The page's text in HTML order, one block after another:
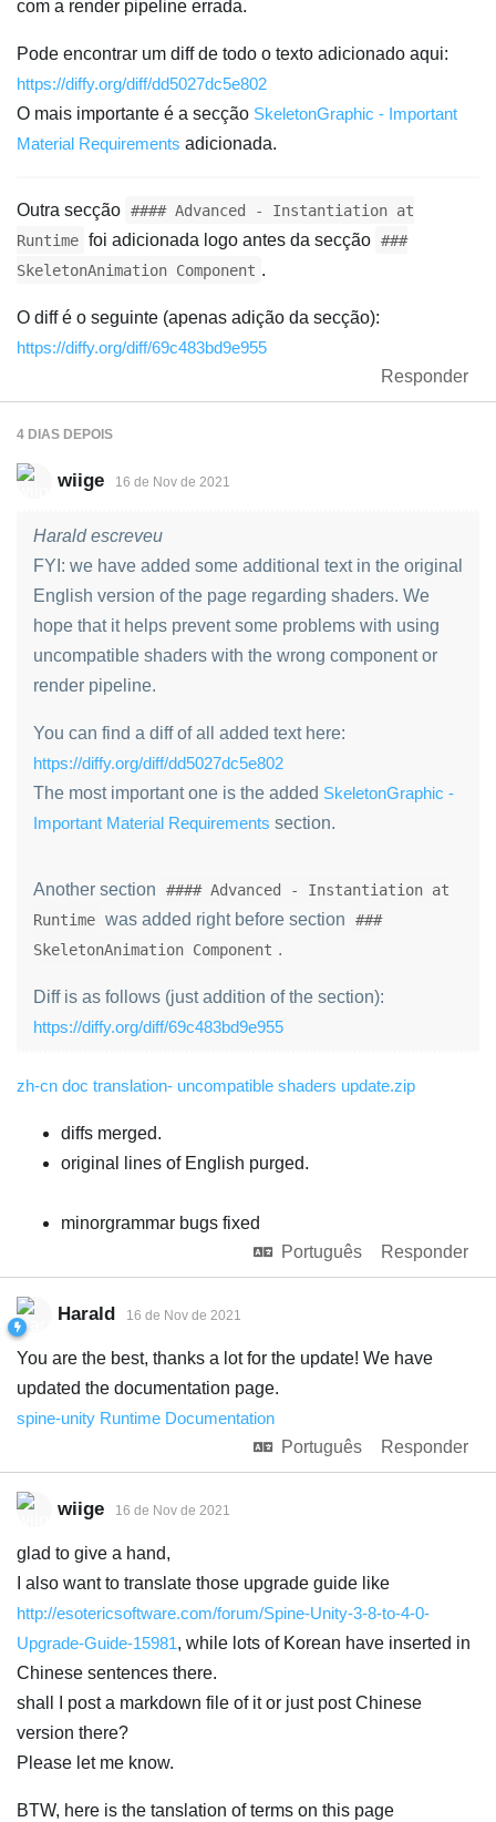
com a render pipeline errada.
Pode encontrar um diff de todo o texto adicionado aqui:
https://diffy.org/diff/dd5027dc5e802
O mais importante é a secção SkeletonGraphic - Important
Material Requirements adicionada.
Outra secção #### Advanced - Instantiation at
Runtime foi adicionada logo antes da secção ###
SkeletonAnimation Component .
O diff é o seguinte (apenas adição da secção):
https://diffy.org/diff/69c483bd9e955
Responder
4 DIAS DEPOIS
wiige 16 de Nov de 2021
Harald escreveu
FYI: we have added some additional text in the original
English version of the page regarding shaders. We
hope that it helps prevent some problems with using
uncompatible shaders with the wrong component or
render pipeline.
You can find a diff of all added text here:
https://diffy.org/diff/dd5027dc5e802
The most important one is the added SkeletonGraphic -
Important Material Requirements section.
Another section
#### Advanced - Instantiation at
Runtime was added right before section
###
SkeletonAnimation Component .
Diff is as follows (just addition of the section):
https://diffy.org/diff/69c483bd9e955
zh-cn doc translation- uncompatible shaders update.zip
diffs merged.
original lines of English purged.
minorgrammar bugs fixed
Português
Responder
Harald 16 de Nov de 2021
You are the best, thanks a lot for the update! We have
updated the documentation page.
spine-unity Runtime Documentation
Português
Responder
wiige 16 de Nov de 2021
glad to give a hand,
I also want to translate those upgrade guide like
http://esotericsoftware.com/forum/Spine-Unity-3-8-to-4-0-
Upgrade-Guide-15981, while lots of Korean have inserted in
Chinese sentences there.
shall I post a markdown file of it or just post Chinese
version there?
Please let me know.
BTW, here is the tanslation of terms on this page